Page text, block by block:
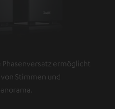
ermöglicht
Stimmen und